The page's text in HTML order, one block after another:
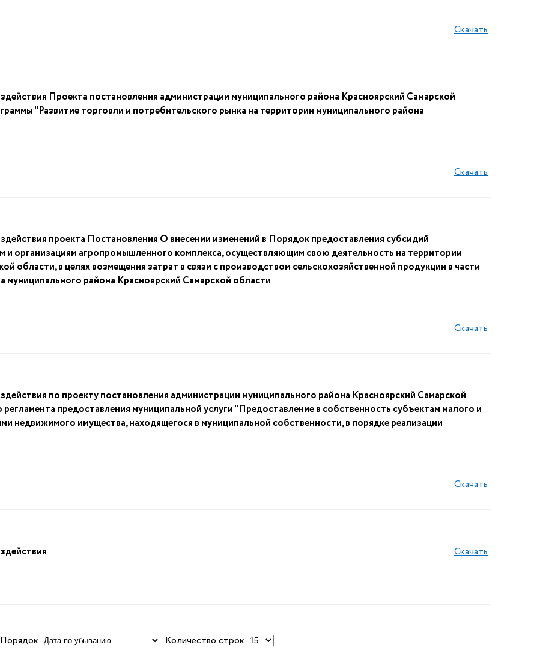
Скачать
Проекта постановления администрации муниципального района Красноярский Самарской
"Развитие торговли и потребительского рынка на территории муниципального района
Скачать
проекта Постановления О внесении изменений в Порядок предоставления субсидий
и организациям агропромышленного комплекса, осуществляющим свою деятельность на территории
области, в целях возмещения затрат в связи с производством сельскохозяйственной продукции в части
муниципального района Красноярский Самарской области
Скачать
по проекту постановления администрации муниципального района Красноярский Самарской
предоставления муниципальной услуги "Предоставление в собственность субъектам малого и
недвижимого имущества, находящегося в муниципальной собственности, в порядке реализации
Скачать
Скачать
Порядок Количество строк